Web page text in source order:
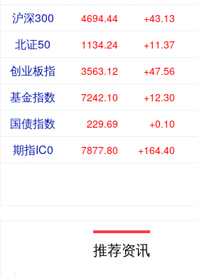
沪深300 4694.44 +43.13
北证50 1134.24 +11.37
创业板指 3563.12 +47.56
基金指数 7242.10 +12.30
国债指数 229.69 +0.10
期指IC0 7877.80 +164.40
推荐资讯